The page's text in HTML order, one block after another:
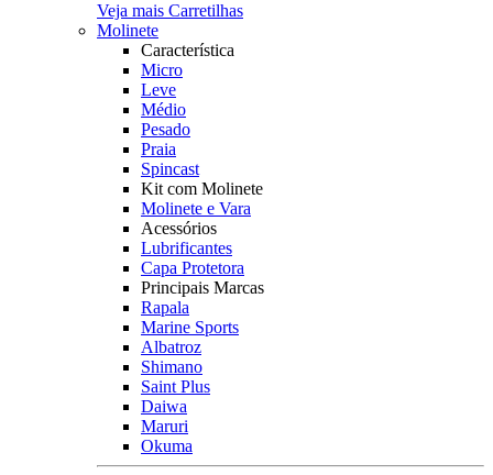
Veja mais Carretilhas
Molinete
Característica
Micro
Leve
Médio
Pesado
Praia
Spincast
Kit com Molinete
Molinete e Vara
Acessórios
Lubrificantes
Capa Protetora
Principais Marcas
Rapala
Marine Sports
Albatroz
Shimano
Saint Plus
Daiwa
Maruri
Okuma